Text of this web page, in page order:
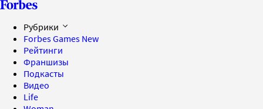
Рубрики
Forbes Games New
Рейтинги
Франшизы
Подкасты
Видео
Life